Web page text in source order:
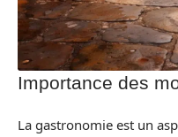
Importance des
La gastronomie est un